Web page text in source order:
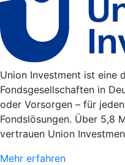
Union Investment ist eine
Fondsgesellschaften in
oder Vorsorgen – für
Fondslösungen. Über 5,8
vertrauen Union
Mehr erfahren